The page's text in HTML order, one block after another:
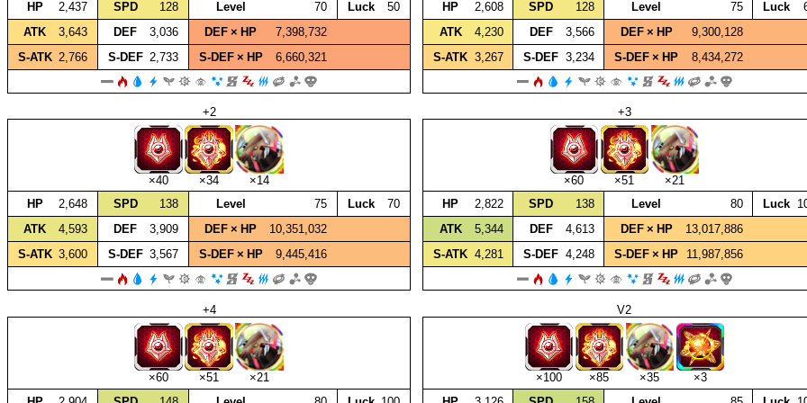
HP
2,437 SPD 128 Level 70 Luck
50
ATK
3,643 DEF 3,036 DEF × HP
7,398,732
S‑ATK 2,766 S‑DEF 2,733 S‑DEF × HP 6,660,321
HP
2,608 SPD 128 Level 75 Luck
ATK
4,230 DEF 3,566 DEF × HP
9,300,128
S‑ATK 3,267 S‑DEF 3,234 S‑DEF × HP 8,434,272
+2
×40 ×34
×14
HP
2,648 SPD 138 Level 75 Luck
70
ATK
4,593 DEF 3,909 DEF × HP
10,351,032
S‑ATK 3,600 S‑DEF 3,567 S‑DEF × HP 9,445,416
+3
×60 ×51
×21
HP
2,822 SPD 138 Level 80 Luck
ATK
5,344 DEF 4,613 DEF × HP
13,017,886
S‑ATK 4,281 S‑DEF 4,248 S‑DEF × HP 11,987,856
+4
×60 ×51
×21
V2
×100 ×85 ×35
×3